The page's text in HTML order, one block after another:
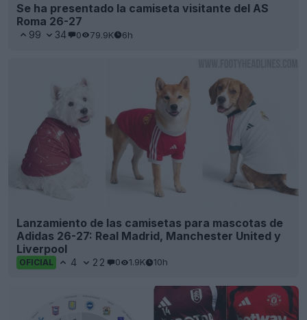
Se ha presentado la camiseta visitante del AS
Roma 26-27
99 34 0 79.9K 6h
Lanzamiento de las camisetas para mascotas de
Adidas 26-27: Real Madrid, Manchester United y
Liverpool
OFICIAL 4 22 0 1.9K 10h